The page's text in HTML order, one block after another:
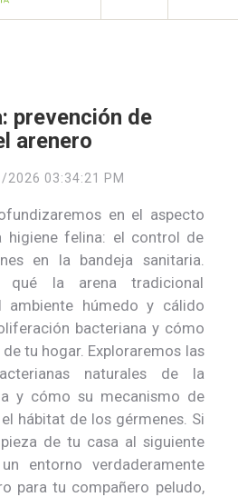
prevención de
arenero
2026 03:34:21 PM
en el aspecto
higiene felina: el control de
en la bandeja sanitaria.
qué la arena tradicional
ambiente húmedo y cálido
bacteriana y cómo
tu hogar. Exploraremos las
naturales de la
y cómo su mecanismo de
hábitat de los gérmenes. Si
de tu casa al siguiente
entorno verdaderamente
para tu compañero peludo,